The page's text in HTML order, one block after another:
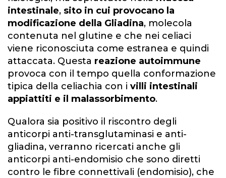
intestinale, sito in cui provocano la
modificazione della Gliadina, molecola
contenuta nel glutine e che nei celiaci
viene riconosciuta come estranea e quindi
attaccata. Questa reazione autoimmune
provoca con il tempo quella conformazione
tipica della celiachia con i villi intestinali
appiattiti e il malassorbimento.
Qualora sia positivo il riscontro degli
anticorpi anti-transglutaminasi e anti-
gliadina, verranno ricercati anche gli
anticorpi anti-endomisio che sono diretti
contro le fibre connettivali (endomisio), che